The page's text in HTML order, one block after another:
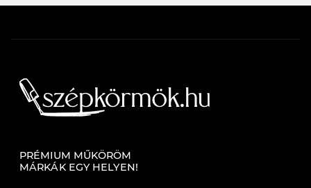
PRÉMIUM MŰKÖRÖM
MÁRKÁK EGY HELYEN!